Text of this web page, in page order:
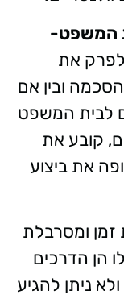
המשפט-
את
ובין אם
לבית המשפט
קובע את
את ביצוע
ומסרבלת
הן הדרכים
ניתן להגיע